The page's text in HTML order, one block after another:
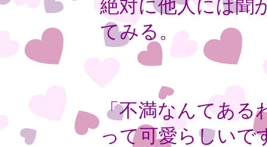
絶対に他人には聞
てみる。
「不満なんてあ
って可愛らしいで